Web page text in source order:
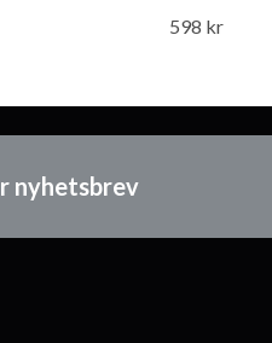
598 kr
nyhetsbrev